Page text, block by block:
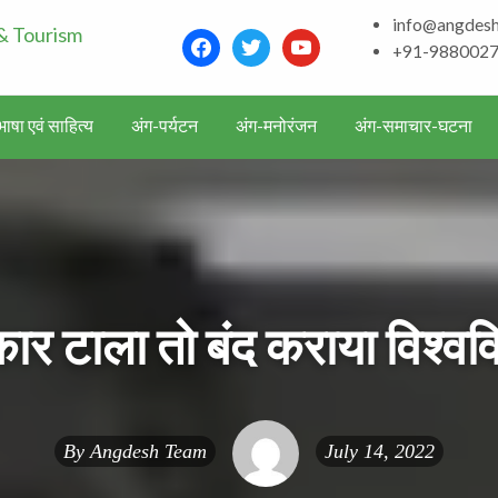
Bhagalpur and
Literature &
facebooktwitteryoutube
+91-
एवं साहित्य अंग-पर्यटन अंग-मनोरंजन अंग-समाचार-घटना
टाला तो बंद कराया
By Angdesh Team July 14, 2022